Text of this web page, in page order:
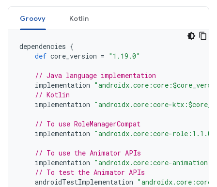
Groovy Kotlin
dependencies {
def core_version = "1.19.0"
// Java language implementation
implementation
// Kotlin
implementation "androidx.core:core-
// To use RoleManagerCompat
implementation "androidx.core:core-role:1.1.0"
// To use the Animator APIs
implementation "androidx.core:core-
// To test the Animator APIs
androidTestImplementation